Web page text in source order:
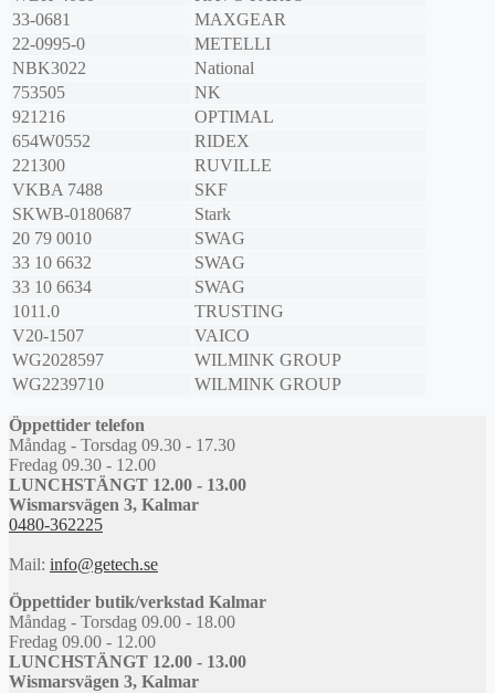
33-0681
MAXGEAR
22-0995-0
METELLI
NBK3022
National
753505
NK
921216
OPTIMAL
654W0552
RIDEX
221300
RUVILLE
VKBA 7488
SKF
SKWB-0180687
Stark
20 79 0010
SWAG
33 10 6632
SWAG
33 10 6634
SWAG
1011.0
TRUSTING
V20-1507
VAICO
WG2028597
WILMINK GROUP
WG2239710
WILMINK GROUP
Öppettider telefon
Måndag - Torsdag 09.30 - 17.30
Fredag 09.30 - 12.00
LUNCHSTÄNGT 12.00 - 13.00
Wismarsvägen 3, Kalmar
0480-362225
Mail: info@getech.se
Öppettider butik/verkstad Kalmar
Måndag - Torsdag 09.00 - 18.00
Fredag 09.00 - 12.00
LUNCHSTÄNGT 12.00 - 13.00
Wismarsvägen 3, Kalmar